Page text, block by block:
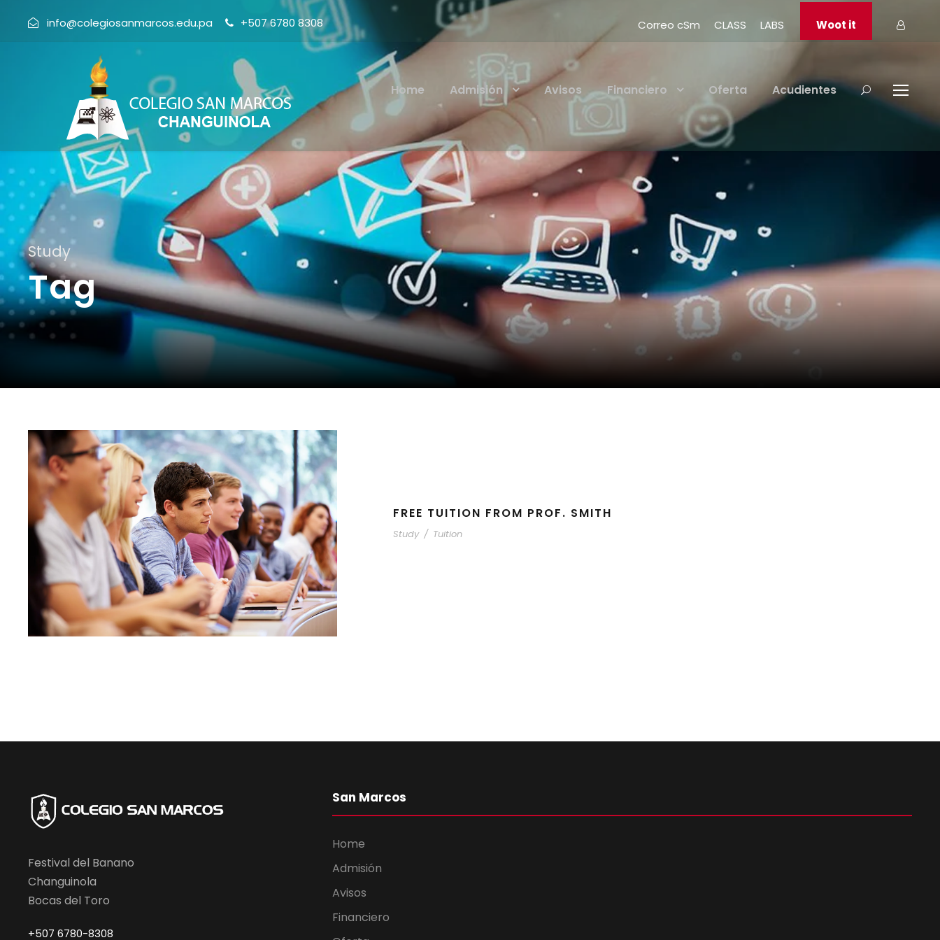
info@colegiosanmarcos.edu.pa +507 6780 8308 Correo cSm CLASS LABS Woot it
Home Admisión Avisos Financiero Oferta Acudientes
Study
Tag
FREE TUITION FROM PROF. SMITH
Study / Tuition
Festival del Banano
Changuinola
Bocas del Toro
+507 6780-8308
San Marcos
Home
Admisión
Avisos
Financiero